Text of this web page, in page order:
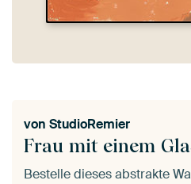
Frau mit einem
von StudioRemier
Bestelle dieses abstrakte